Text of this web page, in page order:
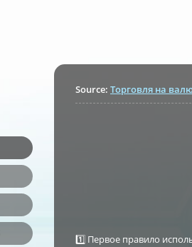
Source: Торговля на
1️⃣ Первое правило